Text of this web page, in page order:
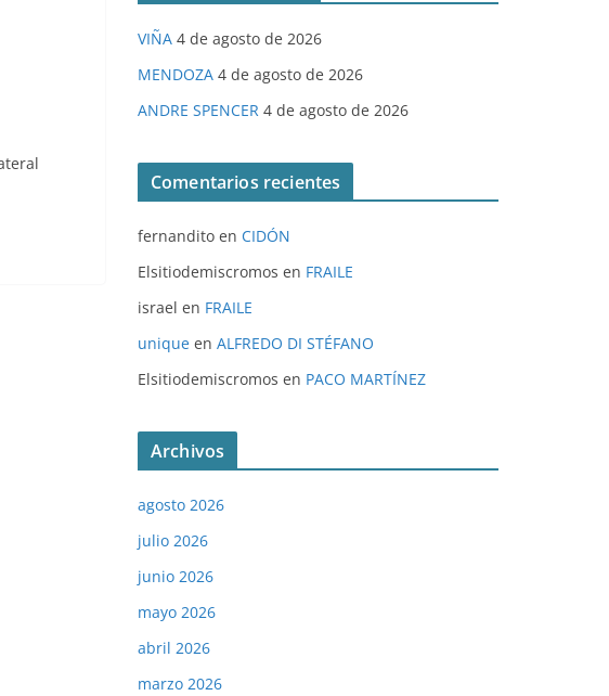
VIÑA 4 de agosto de 2026
MENDOZA 4 de agosto de 2026
ANDRE SPENCER 4 de agosto de 2026
Comentarios recientes
fernandito en CIDÓN
Elsitiodemiscromos en FRAILE
israel en FRAILE
unique en ALFREDO DI STÉFANO
Elsitiodemiscromos en PACO MARTÍNEZ
Archivos
agosto 2026
julio 2026
junio 2026
mayo 2026
abril 2026
marzo 2026